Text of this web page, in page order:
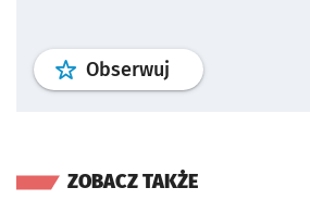
Obserwuj profil
ZOBACZ TAKŻE